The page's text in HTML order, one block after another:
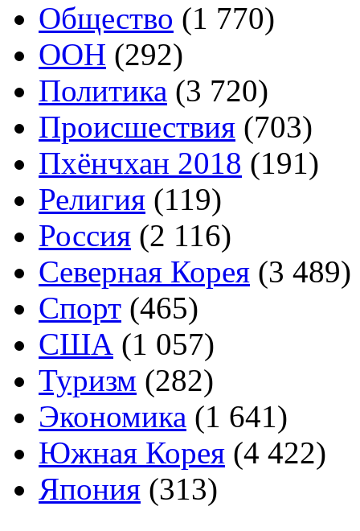
Общество (1 770)
ООН (292)
Политика (3 720)
Происшествия (703)
Пхёнчхан 2018 (191)
Религия (119)
Россия (2 116)
Северная Корея (3 489)
Спорт (465)
США (1 057)
Туризм (282)
Экономика (1 641)
Южная Корея (4 422)
Япония (313)